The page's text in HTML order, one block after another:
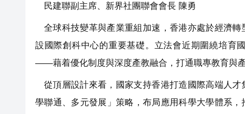
民建聯副主席、新界社團聯會會長 陳勇
全球科技變革與產業重組加速，香港亦處於經濟
設國際創科中心的重要基礎。立法會近期圍繞培育
——藉着優化制度與深度產教融合，打通職專教育與
從頂層設計來看，國家支持香港打造國際高端人
學聯通、多元發展」策略，布局應用科學大學體系